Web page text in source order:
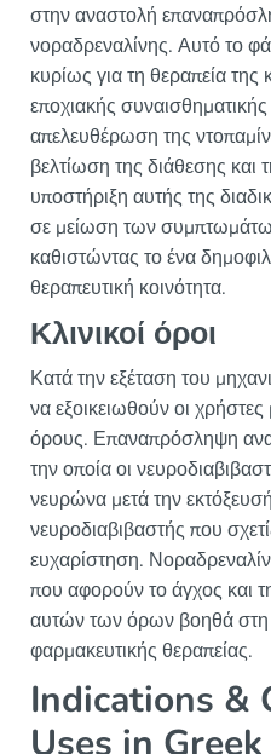
στην αναστολή
νοραδρεναλίνης. Αυτό το
κυρίως για τη θεραπεία της
εποχιακής
απελευθέρωση της
βελτίωση της διάθεσης και
υποστήριξη αυτής της
σε μείωση των
καθιστώντας το ένα
θεραπευτική κοινότητα.
Κλινικοί όροι
Κατά την εξέταση του
να εξοικειωθούν οι
όρους. Επαναπρόσληψη
την οποία οι
νευρώνα μετά την
νευροδιαβιβαστής που
ευχαρίστηση.
που αφορούν το άγχος και
αυτών των όρων βοηθά στη
φαρμακευτικής θεραπείας.
Indications &
Uses in